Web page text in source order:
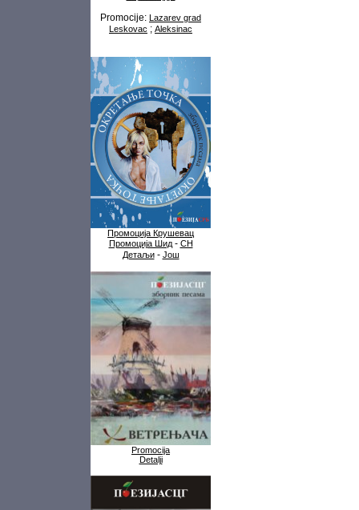
Promocije: Lazarev grad
Leskovac ; Aleksinac
Промоција Крушевац
Промоција Шид- СН
Детаљи- Још
Promocija
Detalji